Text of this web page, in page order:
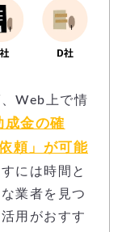
Web上で情
成金の確
頼」が可能
には時間と
業者を見つ
用がおすす